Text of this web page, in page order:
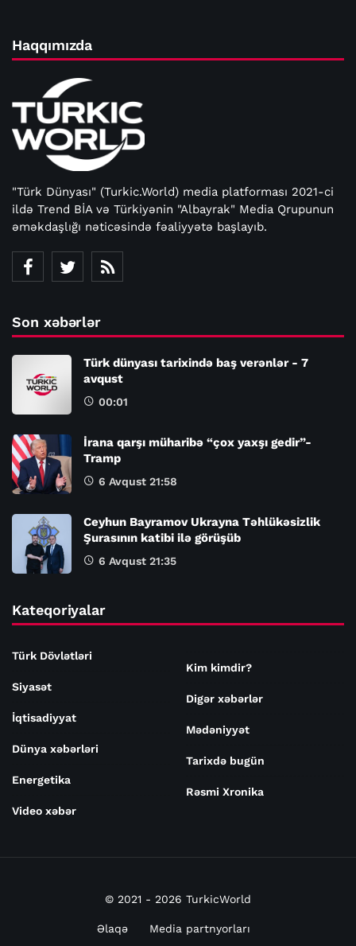
Haqqımızda
"Türk Dünyası" (Turkic.World) media platforması 2021-ci
ildə Trend BİA və Türkiyənin "Albayrak" Media Qrupunun
əməkdaşlığı nəticəsində fəaliyyətə başlayıb.
Son xəbərlər
Türk dünyası tarixində baş verənlər - 7
avqust
00:01
İrana qarşı müharibə “çox yaxşı gedir”-
Tramp
6 Avqust 21:58
Ceyhun Bayramov Ukrayna Təhlükəsizlik
Şurasının katibi ilə görüşüb
6 Avqust 21:35
Kateqoriyalar
Türk Dövlətləri
Siyasət
İqtisadiyyat
Dünya xəbərləri
Energetika
Video xəbər
Kim kimdir?
Digər xəbərlər
Mədəniyyət
Tarixdə bugün
Rəsmi Xronika
© 2021 - 2026 TurkicWorld
Əlaqə Media partnyorları